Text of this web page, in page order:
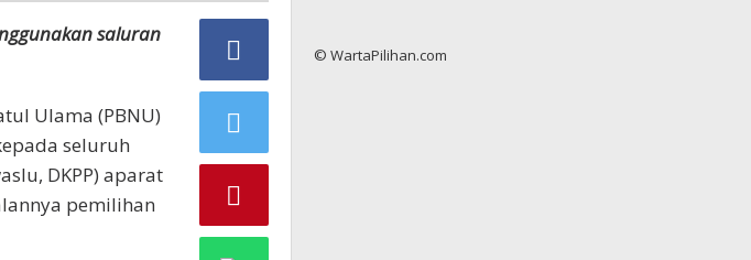
saluran
Ulama (PBNU)
seluruh
DKPP) aparat
pemilihan
© WartaPilihan.com